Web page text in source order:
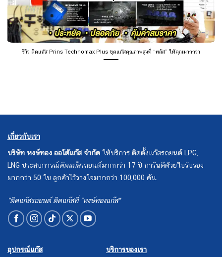
รีวิว ติดแก๊ส Prins Technomax Plus ชุดแก๊สคุณภาพสูงที่ “พลัส” ให้คุณมากกว่า
เกี่ยวกับเรา
บริษัท หงษ์ทอง ออโต้แก๊ส จำกัด ให้บริการ ติดตั้งแก๊สรถยนต์ LPG,
LNG ประสบการณ์ติดแก๊สรถยนต์มากกว่า 17 ปี การันตีด้วยใบรับรอง
มากกว่า 50 ใบ ลูกค้าไว้วางใจมากกว่า 100,000 คัน.
"ติดแก๊สรถยนต์ ติดแก๊สที่ "หงษ์ทองแก๊ส"
อุปกรณ์แก๊ส
บริการของเรา